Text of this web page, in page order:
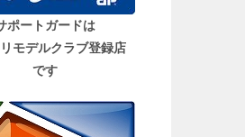
ポートガードは
モデルクラブ登録店
です